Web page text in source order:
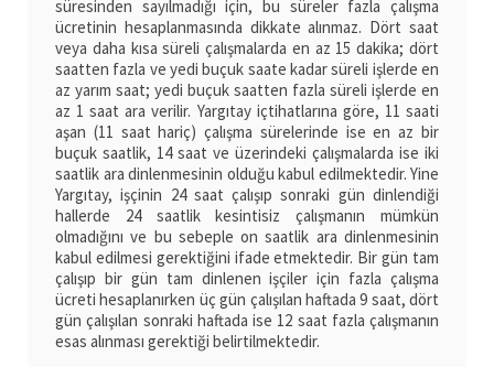
süresinden sayılmadığı için, bu süreler fazla çalışma
ücretinin hesaplanmasında dikkate alınmaz. Dört saat
veya daha kısa süreli çalışmalarda en az 15 dakika; dört
saatten fazla ve yedi buçuk saate kadar süreli işlerde en
az yarım saat; yedi buçuk saatten fazla süreli işlerde en
az 1 saat ara verilir. Yargıtay içtihatlarına göre, 11 saati
aşan (11 saat hariç) çalışma sürelerinde ise en az bir
buçuk saatlik, 14 saat ve üzerindeki çalışmalarda ise iki
saatlik ara dinlenmesinin olduğu kabul edilmektedir. Yine
Yargıtay, işçinin 24 saat çalışıp sonraki gün dinlendiği
hallerde 24 saatlik kesintisiz çalışmanın mümkün
olmadığını ve bu sebeple on saatlik ara dinlenmesinin
kabul edilmesi gerektiğini ifade etmektedir. Bir gün tam
çalışıp bir gün tam dinlenen işçiler için fazla çalışma
ücreti hesaplanırken üç gün çalışılan haftada 9 saat, dört
gün çalışılan sonraki haftada ise 12 saat fazla çalışmanın
esas alınması gerektiği belirtilmektedir.